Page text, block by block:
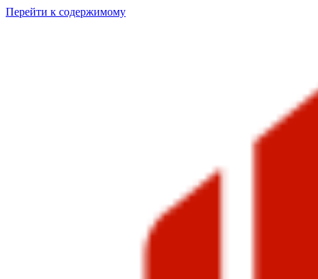
Перейти к содержимому